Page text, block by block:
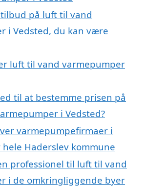
på luft til vand
i Vedsted, du kan være
luft til vand varmepumper
til at bestemme prisen på
i Vedsted?
varmepumpefirmaer i
Haderslev kommune
professionel til luft til vand
i de omkringliggende byer